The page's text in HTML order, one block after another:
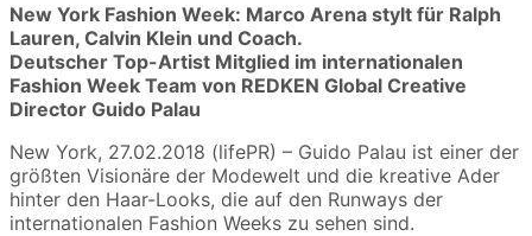
New York Fashion Week: Marco Arena stylt für Ralph
Lauren, Calvin Klein und Coach.
Deutscher Top-Artist Mitglied im internationalen
Fashion Week Team von REDKEN Global Creative
Director Guido Palau
New York, 27.02.2018 (lifePR) – Guido Palau ist einer der
größten Visionäre der Modewelt und die kreative Ader
hinter den Haar-Looks, die auf den Runways der
internationalen Fashion Weeks zu sehen sind.